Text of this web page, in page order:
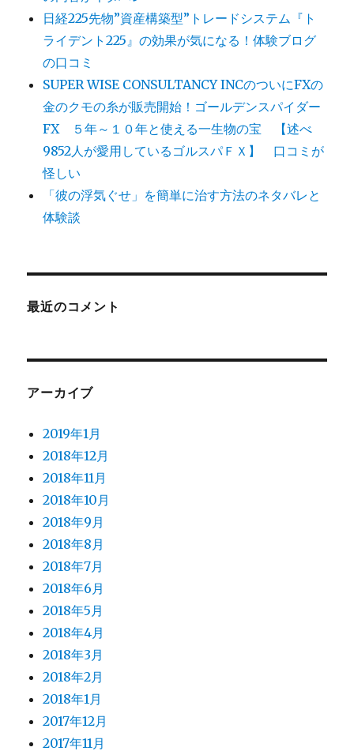
日経225先物”資産構築型”トレードシステム『ト
ライデント225』の効果が気になる！体験ブログ
の口コミ
SUPER WISE CONSULTANCY INCのついにFXの
金のクモの糸が販売開始！ゴールデンスパイダー
FX ５年～１０年と使える一生物の宝 【述べ
9852人が愛用しているゴルスパＦＸ】 口コミが
怪しい
「彼の浮気ぐせ」を簡単に治す方法のネタバレと
体験談
最近のコメント
アーカイブ
2019年1月
2018年12月
2018年11月
2018年10月
2018年9月
2018年8月
2018年7月
2018年6月
2018年5月
2018年4月
2018年3月
2018年2月
2018年1月
2017年12月
2017年11月